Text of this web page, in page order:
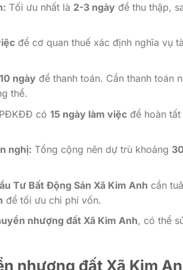
Tối ưu nhất là 2-3 ngàyđể thu thập,
để cơ quan thuế xác định nghĩa vụ
10 ngàyđể thanh toán. Cần thanh toán
thể.
có 15 ngày làm việcđể hoàn tất
nghị: Tổng cộng nên dự trù khoảng
Tư Bất Động Sản Xã Kim Anh cần
để tối ưu chi phí vốn.
nhượng đất Xã Kim Anh, có thể
nhượng đất Xã Kim